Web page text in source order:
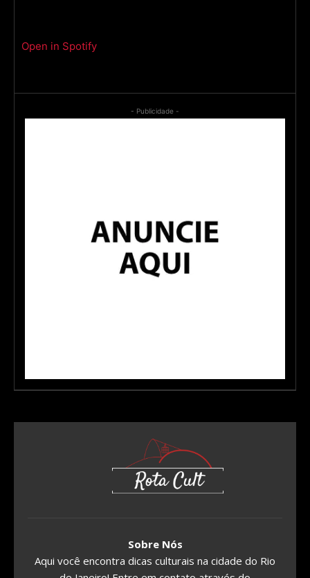
Open in Spotify
- Publicidade -
Sobre Nós
Aqui você encontra dicas culturais na cidade do Rio